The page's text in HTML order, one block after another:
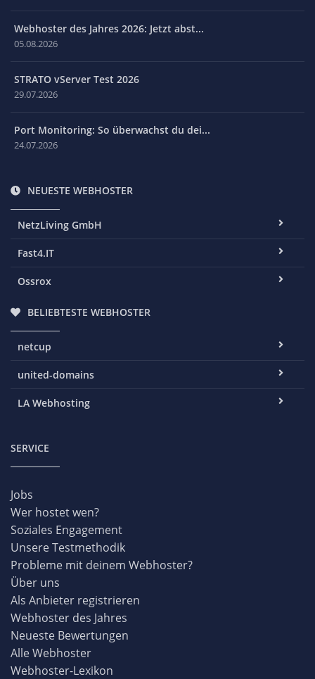
Webhoster des Jahres 2026: Jetzt abst...
05.08.2026
STRATO vServer Test 2026
29.07.2026
Port Monitoring: So überwachst du dei...
24.07.2026
NEUESTE WEBHOSTER
NetzLiving GmbH
Fast4.IT
Ossrox
BELIEBTESTE WEBHOSTER
netcup
united-domains
LA Webhosting
SERVICE
Jobs
Wer hostet wen?
Soziales Engagement
Unsere Testmethodik
Probleme mit deinem Webhoster?
Über uns
Als Anbieter registrieren
Webhoster des Jahres
Neueste Bewertungen
Alle Webhoster
Webhoster-Lexikon